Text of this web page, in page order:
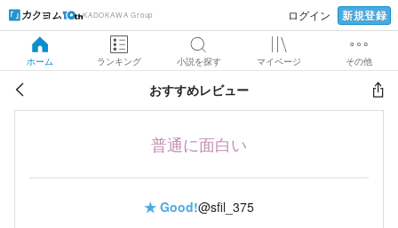
KADOKAWA Group ログイン 新規登録
ホーム ランキング 小説を探す マイページ その他
おすすめレビュー
普通に面白い
★ Good!@sfil_375